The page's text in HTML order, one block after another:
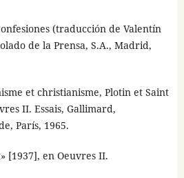
(traducción de Valentín
de la Prensa, S.A., Madrid,
et christianisme, Plotin et Saint
II. Essais, Gallimard,
París, 1965.
[1937], en Oeuvres II.